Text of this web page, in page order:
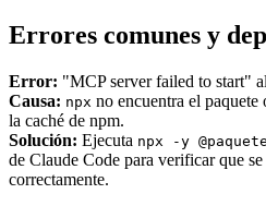
Errores comunes y
Error: "MCP server failed to start"
Causa: npx no encuentra el
la caché de npm.
Solución: Ejecuta npx -y
de Claude Code para verificar que
correctamente.